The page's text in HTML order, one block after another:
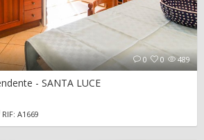
489
0
0
- SANTA LUCE
RIF: A1669